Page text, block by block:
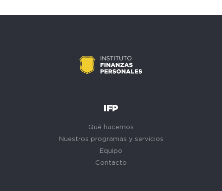
IFP
Qué hacemos
Nuestros programas y servicios
Equipo
Contacto